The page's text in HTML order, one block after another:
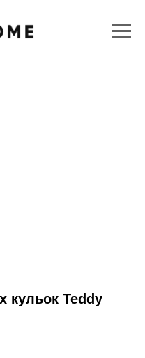
кульок Teddy